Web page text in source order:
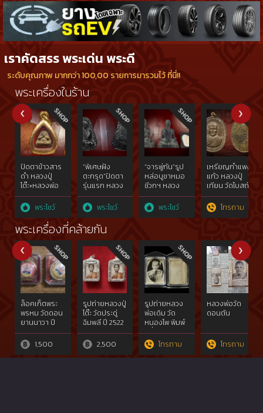
เราคัดสรร พระเด่น พระดี
ระดับคุณภาพ มากกว่า 100,00 รายการมารวมไว้ ที่นี่!!
พระเครื่องในร้าน
ปิดตาข้าวสาร
ดำ หลวงปู่
โต๊ะ+หลวงพ่อ
เอีย ปลุกเสก
พระโชว์
“พิเศษฝัง
ตะกรุด”ปิดตา
รุ่นแรก หลวง
พ่ออุดม วัด
พิชัยสงคราม
พระโชว์
“จารพู่กัน”รูป
หล่อบูชาหมอ
ชีวกฯ หลวง
พ่อบ๋าวเอิง วัด
ญวณพระโชว์
เหรียญกำแพง
แก้ว หลวงปู่
เทียน วัดโบสถ์
โทรถาม
พระเครื่องที่คล้ายกัน
ล็อคเก็ตพระ
พรหม วัดดอน
ยานนาวา ปี
58
1,500
รูปถ่ายหลวงปู่
โต๊ะ วัดประดู่
ฉิมพลี ปี 2522
2,500
รูปถ่ายหลวง
พ่อเดิม วัด
หนองโพ พิมพ์
ครึ่งองค์รูปไข่
โทรถาม
หลวงพ่อวัด
ดอนตัน
โทรถาม